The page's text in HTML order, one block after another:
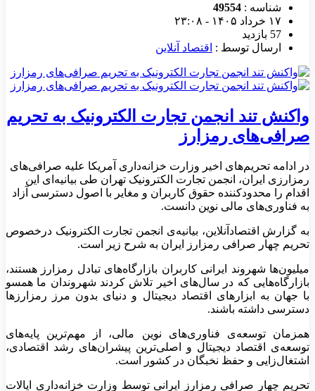
شناسه : 49554
۱۷ خرداد ۱۴۰۵ - ۲۳:۰۸
57 بازدید
ارسال توسط : اقتصاد آنلاین
واکنش تند انجمن تجارت الکترونیک به تحریم
صرافی‌های رمزارز
در ادامه تحریم‌های اخیر وزارت خزانه‌داری آمریکا علیه صرافی‌های
رمزارزی ایران، انجمن تجارت الکترونیک تهران طی بیانیه‌ای این
اقدام را محدودکننده حقوق کاربران و مغایر با اصول دسترسی آزاد
به فناوری‌های مالی نوین دانست.
به گزارش اقتصادآنلاین، بیانیه‌ی انجمن تجارت الکترونیک درخصوص
تحریم چهار صرافی رمزارز ایران به شرح زیر است.
میلیون‌ها شهروند ایرانی کاربران بازارگاه‌های تبادل رمزارز هستند،
بازار‌گاه‌هایی که در سال‌های اخیر تلاش کردند شهروندان ما همسو
با جهان به ابزار‌های اقتصاد دیجیتال و دنیای بدون مرز رمزارز‌ها
دسترسی داشته باشند.
همزمان توسعه‌ی فناوری‌های نوین مالی، از مهم‌ترین پایه‌های
توسعه‌ی اقتصاد دیجیتال و اصلی‌ترین پیشران‌های رشد اقتصادی،
اشتغال‌زایی و حفظ نخبگان در کشور است.
تحریم چهار صرافی رمزارز ایرانی توسط وزارت خزانه‌داری ایالات